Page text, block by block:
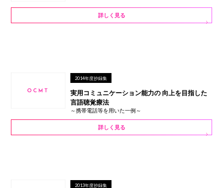
詳しく見る
2014年度抄録集
実用コミュニケーション能力の 向上を目指した
言語聴覚療法
～携帯電話等を用いた一例～
詳しく見る
2013年度抄録集